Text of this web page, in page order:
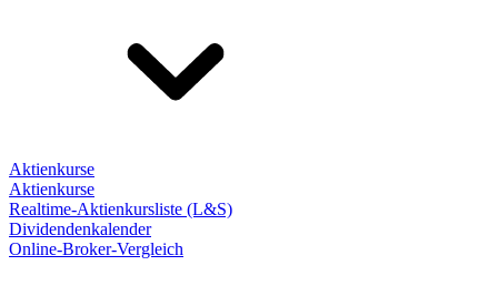
Aktienkurse
Aktienkurse
Realtime-Aktienkursliste (L&S)
Dividendenkalender
Online-Broker-Vergleich